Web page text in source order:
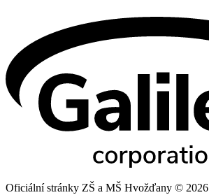
Oficiální stránky ZŠ a MŠ Hvožďany © 2026